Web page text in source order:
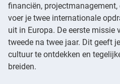
financiën,
voer je twee internationale
uit in Europa. De eerste missie
tweede na twee jaar. Dit geeft
cultuur te ontdekken en
breiden.